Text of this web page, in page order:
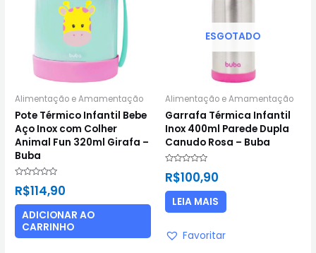
Alimentação e Amamentação
Pote Térmico Infantil Bebe
Aço Inox com Colher
Animal Fun 320ml Girafa –
Buba
0
5
R$114,90
ADICIONAR AO
CARRINHO
ESGOTADO
Alimentação e Amamentação
Garrafa Térmica Infantil
Inox 400ml Parede Dupla
Canudo Rosa – Buba
0
5
R$100,90
LEIA MAIS
Favoritar